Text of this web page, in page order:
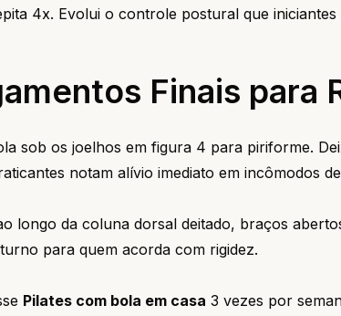
4x. Evolui o controle postural que iniciantes
Finais para
sob os joelhos em figura 4 para piriforme.
notam alívio imediato em incômodos
longo da coluna dorsal deitado, braços
para quem acorda com rigidez.
Pilates com bola em casa 3 vezes por